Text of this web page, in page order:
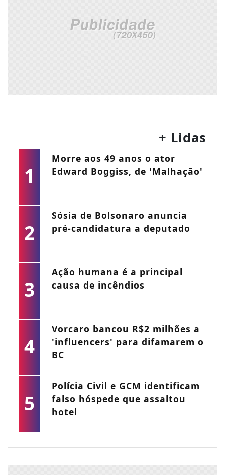
+ Lidas
1
Morre aos 49 anos o ator
Edward Boggiss, de 'Malhação'
2
Sósia de Bolsonaro anuncia
pré-candidatura a deputado
3
Ação humana é a principal
causa de incêndios
4
Vorcaro bancou R$2 milhões a
'influencers' para difamarem o
BC
5
Polícia Civil e GCM identificam
falso hóspede que assaltou
hotel